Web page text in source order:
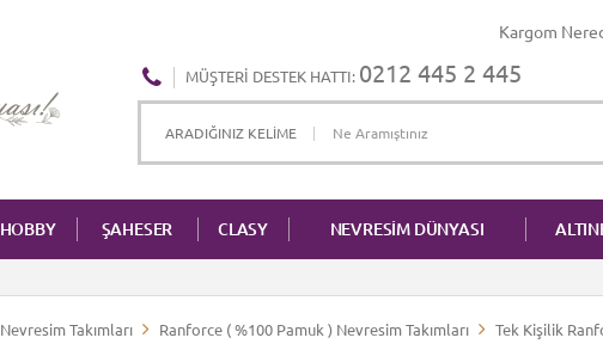
Kargom
MÜŞTERI DESTEK HATTI: 0212 445 2 445
HOBBY ŞAHESER CLASY NEVRESİM DÜNYASI
Nevresim Takımları Ranforce ( %100 Pamuk ) Nevresim Takımları Tek Kişilik